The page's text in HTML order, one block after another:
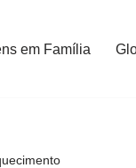
em Família